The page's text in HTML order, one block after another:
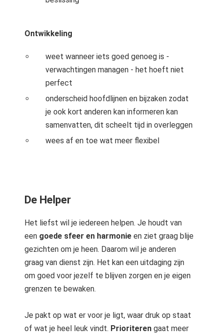
Ontwikkeling
weet wanneer iets goed genoeg is -
verwachtingen managen - het hoeft niet
perfect
onderscheid hoofdlijnen en bijzaken zodat
je ook kort anderen kan informeren kan
samenvatten, dit scheelt tijd in overleggen
wees af en toe wat meer flexibel
De Helper
Het liefst wil je iedereen helpen. Je houdt van
een goede sfeer en harmonie en ziet graag blije
gezichten om je heen. Daarom wil je anderen
graag van dienst zijn. Het kan een uitdaging zijn
om goed voor jezelf te blijven zorgen en je eigen
grenzen te bewaken.
Je pakt op wat er voor je ligt, waar druk op staat
of wat je heel leuk vindt. Prioriteren gaat meer